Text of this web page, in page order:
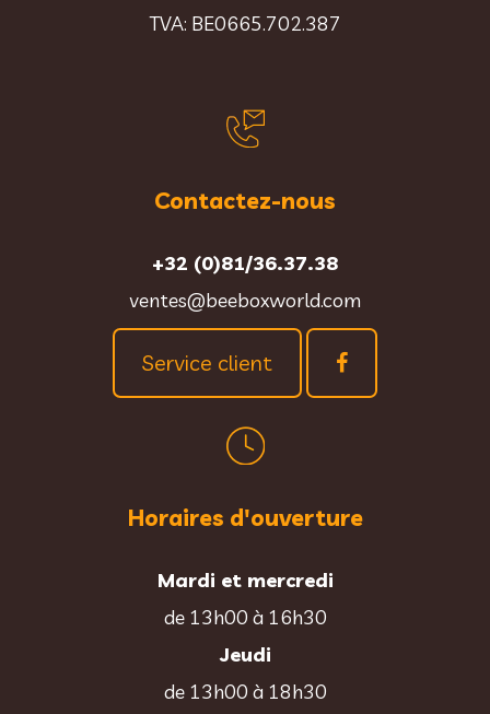
TVA: BE0665.702.387
Contactez-nous
+32 (0)81/36.37.38
ventes@beeboxworld.com
Service client
Horaires d'ouverture
Mardi et mercredi
de 13h00 à 16h30
Jeudi
de 13h00 à 18h30